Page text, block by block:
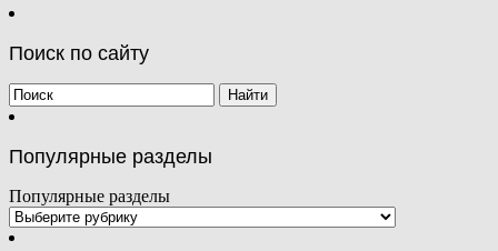
Поиск по сайту
Популярные разделы
Популярные разделы